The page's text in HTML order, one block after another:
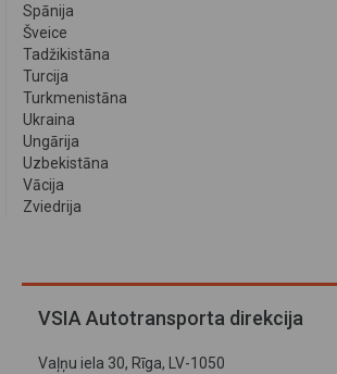
Spānija
Šveice
Tadžikistāna
Turcija
Turkmenistāna
Ukraina
Ungārija
Uzbekistāna
Vācija
Zviedrija
VSIA Autotransporta direkcija
Vaļņu iela 30, Rīga, LV-1050